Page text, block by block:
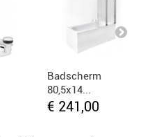
Badscherm
80,5x14...
€ 241,00